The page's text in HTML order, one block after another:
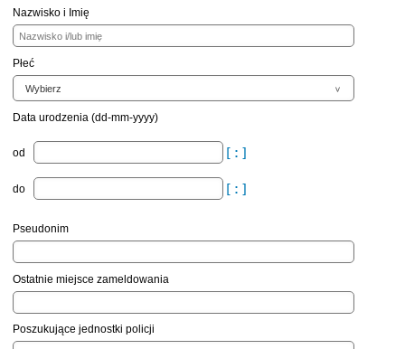
Nazwisko i Imię
Płeć
Data urodzenia (dd-mm-yyyy)
od
do
Pseudonim
Ostatnie miejsce zameldowania
Poszukujące jednostki policji